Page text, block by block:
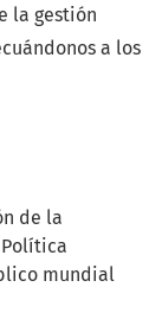
de la
Política
mundial
la gestión
a los